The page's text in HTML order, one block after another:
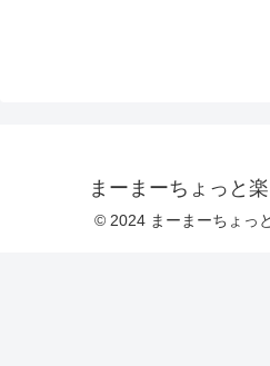
まーまーちょっと
© 2024 まーまーちょっ